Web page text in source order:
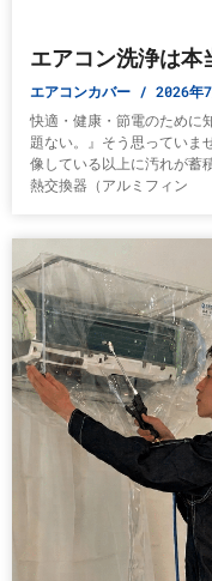
エアコン洗浄は本
エアコンカバー 2026年
快適・健康・節電のために
題ない。』そう思っていま
像している以上に汚れが蓄
熱交換器（アルミフィン